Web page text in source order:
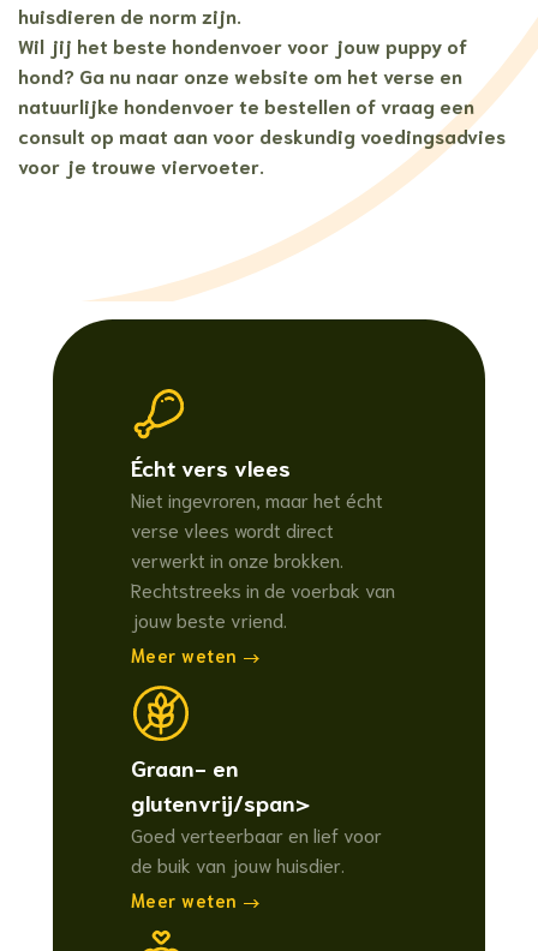
huisdieren de norm zijn.
Wil jij het beste hondenvoer voor jouw puppy of
hond? Ga nu naar onze website om het verse en
natuurlijke hondenvoer te bestellen of vraag een
consult op maat aan voor deskundig voedingsadvies
voor je trouwe viervoeter.
Écht vers vlees
Niet ingevroren, maar het écht
verse vlees wordt direct
verwerkt in onze brokken.
Rechtstreeks in de voerbak van
jouw beste vriend.
Meer weten
Graan- en
glutenvrij/span>
Goed verteerbaar en lief voor
de buik van jouw huisdier.
Meer weten